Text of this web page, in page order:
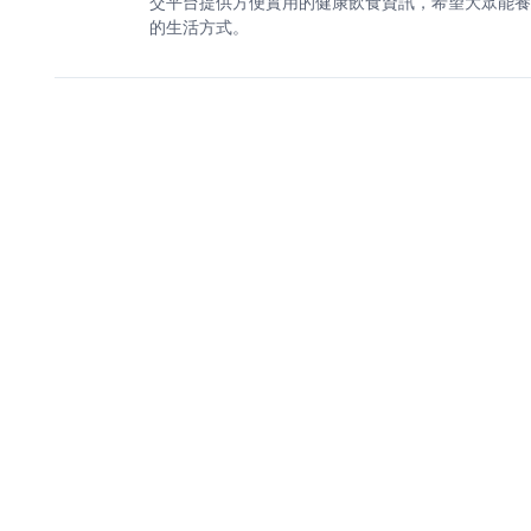
的生活方式。